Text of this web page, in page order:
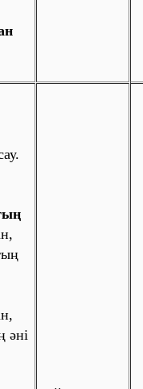
әні